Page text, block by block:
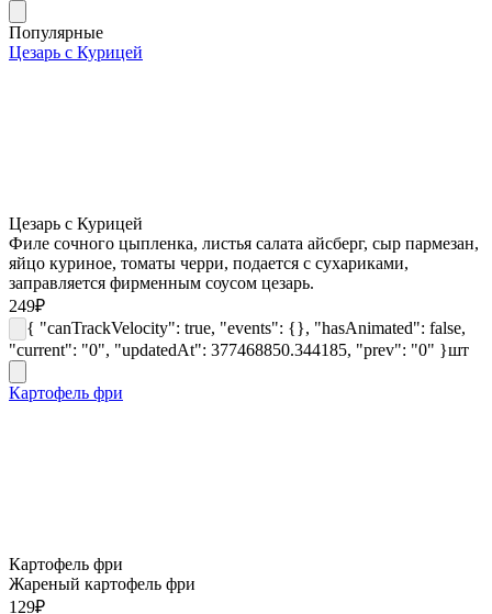
Популярные
Цезарь с Курицей
Цезарь с Курицей
Филе сочного цыпленка, листья салата айсберг, сыр пармезан,
яйцо куриное, томаты черри, подается с сухариками,
заправляется фирменным соусом цезарь.
249₽
{ "canTrackVelocity": true, "events": {}, "hasAnimated": false,
"current": "0", "updatedAt": 377468850.344185, "prev": "0" }шт
Картофель фри
Картофель фри
Жареный картофель фри
129₽